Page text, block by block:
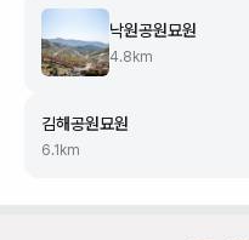
낙원공원묘원
4.8 km
김해공원묘원
6.1 km